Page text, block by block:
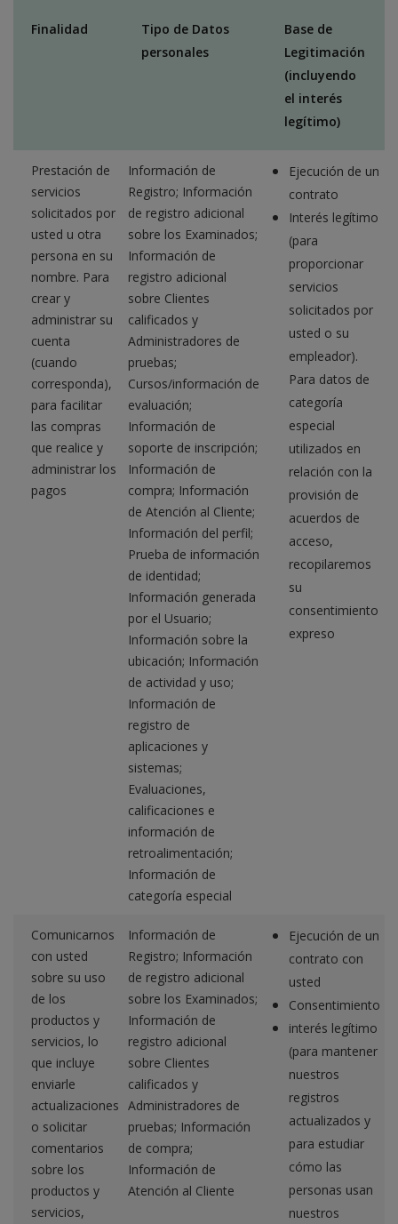
Finalidad
Tipo de Datos
personales
Base de
Legitimación
(incluyendo
el interés
legítimo)
Prestación de
servicios
solicitados por
usted u otra
persona en su
nombre. Para
crear y
administrar su
cuenta
(cuando
corresponda),
para facilitar
las compras
que realice y
administrar los
pagos
Información de
Registro; Información
de registro adicional
sobre los Examinados;
Información de
registro adicional
sobre Clientes
calificados y
Administradores de
pruebas;
Cursos/información de
evaluación;
Información de
soporte de inscripción;
Información de
compra; Información
de Atención al Cliente;
Información del perfil;
Prueba de información
de identidad;
Información generada
por el Usuario;
Información sobre la
ubicación; Información
de actividad y uso;
Información de
registro de
aplicaciones y
sistemas;
Evaluaciones,
calificaciones e
información de
retroalimentación;
Información de
categoría especial
Ejecución de un
contrato
Interés legítimo
(para
proporcionar
servicios
solicitados por
usted o su
empleador).
Para datos de
categoría
especial
utilizados en
relación con la
provisión de
acuerdos de
acceso,
recopilaremos
su
consentimiento
expreso
Comunicarnos
con usted
sobre su uso
de los
productos y
servicios, lo
que incluye
enviarle
actualizaciones
o solicitar
comentarios
sobre los
productos y
servicios,
Información de
Registro; Información
de registro adicional
sobre los Examinados;
Información de
registro adicional
sobre Clientes
calificados y
Administradores de
pruebas; Información
de compra;
Información de
Atención al Cliente
Ejecución de un
contrato con
usted
Consentimiento
interés legítimo
(para mantener
nuestros
registros
actualizados y
para estudiar
cómo las
personas usan
nuestros